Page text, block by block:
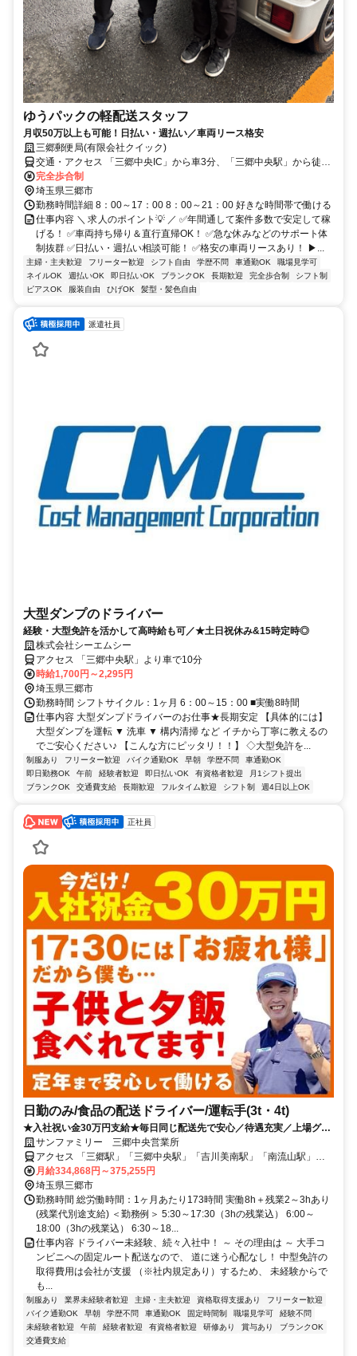
ゆうパックの軽配送スタッフ
月収50万以上も可能！日払い・週払い／車両リース格安
三郷郵便局(有限会社クイック)
交通・アクセス 「三郷中央IC」から車3分、「三郷中央駅」から徒歩
8分
完全歩合制
埼玉県三郷市
勤務時間詳細 8：00～17：00 8：00～21：00 好きな時間帯で働ける
仕事内容 ＼ 求人のポイント💡 ／ ✅年間通して案件多数で安定して稼
げる！ ✅車両持ち帰り＆直行直帰OK！ ✅急な休みなどのサポート体
制抜群 ✅日払い・週払い相談可能！ ✅格安の車両リースあり！ ▶...
主婦・主夫歓迎 フリーター歓迎 シフト自由 学歴不問 車通勤OK
職場見学可
ネイルOK
週払いOK 即日払いOK ブランクOK 長期歓迎 完全歩合制
シフト制
ピアスOK
服装自由 ひげOK 髪型・髪色自由
派遣社員
大型ダンプのドライバー
経験・大型免許を活かして高時給も可／★土日祝休み&15時定時◎
株式会社シーエムシー
アクセス 「三郷中央駅」より車で10分
時給1,700円～2,295円
埼玉県三郷市
勤務時間 シフトサイクル：1ヶ月 6：00～15：00 ■実働8時間
仕事内容 大型ダンプドライバーのお仕事★長期安定 【具体的には】
大型ダンプを運転 ▼ 洗車 ▼ 構内清掃 など イチから丁寧に教えるの
でご安心ください♪ 【こんな方にピッタリ！！】 ◇大型免許を...
制服あり フリーター歓迎 バイク通勤OK 早朝 学歴不問
車通勤OK
即日勤務OK
午前 経験者歓迎 即日払いOK 有資格者歓迎
月1シフト提出
ブランクOK
交通費支給 長期歓迎 フルタイム歓迎 シフト制 週4日以上OK
正社員
日勤のみ/食品の配送ドライバー/運転手(3t・4t)
★入社祝い金30万円支給★毎日同じ配送先で安心／待遇充実／上場グル
ープ／賞与有／日勤のみ
サンファミリー 三郷中央営業所
アクセス 「三郷駅」「三郷中央駅」「吉川美南駅」「南流山駅」、
各駅車で6～15分
月給334,868円～375,255円
埼玉県三郷市
勤務時間 総労働時間：1ヶ月あたり173時間 実働8h＋残業2～3hあり
(残業代別途支給) ＜勤務例＞ 5:30～17:30（3hの残業込） 6:00～
18:00（3hの残業込） 6:30～18...
仕事内容 ドライバー未経験、続々入社中！ ～ その理由は ～ 大手コ
ンビニへの固定ルート配送なので、 道に迷う心配なし！ 中型免許の
取得費用は会社が支援 （※社内規定あり）するため、 未経験からで
も...
制服あり 業界未経験者歓迎 主婦・主夫歓迎 資格取得支援あり
フリーター歓迎
バイク通勤OK
早朝 学歴不問 車通勤OK 固定時間制 職場見学可
経験不問
未経験者歓迎
午前 経験者歓迎 有資格者歓迎 研修あり 賞与あり
ブランクOK
交通費支給